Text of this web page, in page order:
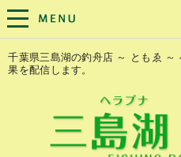
千葉県三島湖の釣舟店 ～ ともゑ ～
果を配信します。